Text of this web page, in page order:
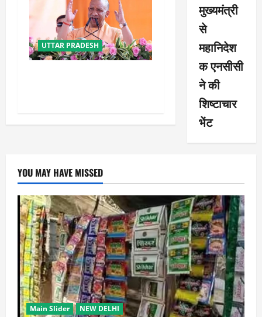
UTTAR PRADESH
मुख्यमंत्री
से
महानिदेश
क एनसीसी
ने की
शिष्टाचार
भेंट
YOU MAY HAVE MISSED
Main Slider NEW DELHI